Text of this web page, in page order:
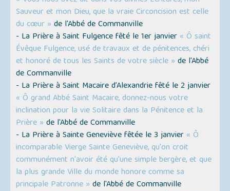
Sauveur et mon Dieu, que la vraie Circoncision est celle
du cœur » de l'Abbé de Commanville
- La Prière à Saint Fulgence fêté le 1er janvier « Ô saint
Évêque Fulgence, usé de travaux et de pénitences, chéri
et honoré de tous les Saints de votre siècle » de l'Abbé
de Commanville
- La Prière à Saint Macaire d’Alexandrie fêté le 2 janvier
« Ô grand Abbé Saint Macaire, donnez-nous votre
inclination pour la vie Solitaire dans la Pénitence et la
Prière » de l'Abbé de Commanville
- La Prière à Sainte Geneviève fêtée le 3 janvier « Ô
incomparable Vierge Sainte Geneviève, qu'on croit
communément n'avoir été qu'une simple bergère, et que
la plus grande Ville du monde honore comme sa
principale Patronne » de l'Abbé de Commanville